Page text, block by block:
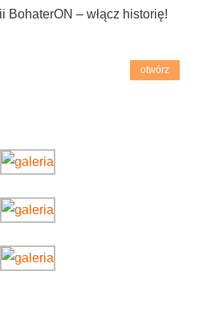
– włącz historię!
otwórz